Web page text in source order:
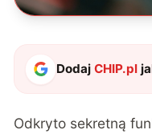
DodajCHIP.pl
Odkryto sekretną